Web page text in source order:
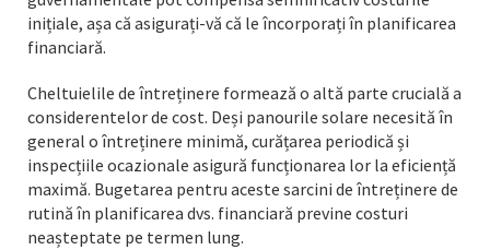
inițiale, așa că asigurați-vă că le încorporați în planificarea
financiară.
Cheltuielile de întreținere formează o altă parte crucială a
considerentelor de cost. Deși panourile solare necesită în
general o întreținere minimă, curățarea periodică și
inspecțiile ocazionale asigură funcționarea lor la eficiență
maximă. Bugetarea pentru aceste sarcini de întreținere de
rutină în planificarea dvs. financiară previne costuri
neașteptate pe termen lung.